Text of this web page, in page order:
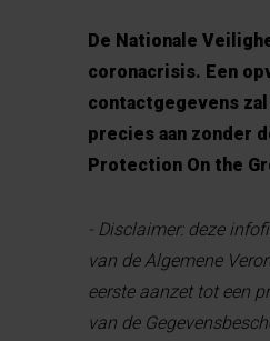
De Nationale
coronacrisis. Een
contactgegevens
precies aan zonder
Protection On the
- Disclaimer: deze
van de Algemene
eerste aanzet tot een
van de